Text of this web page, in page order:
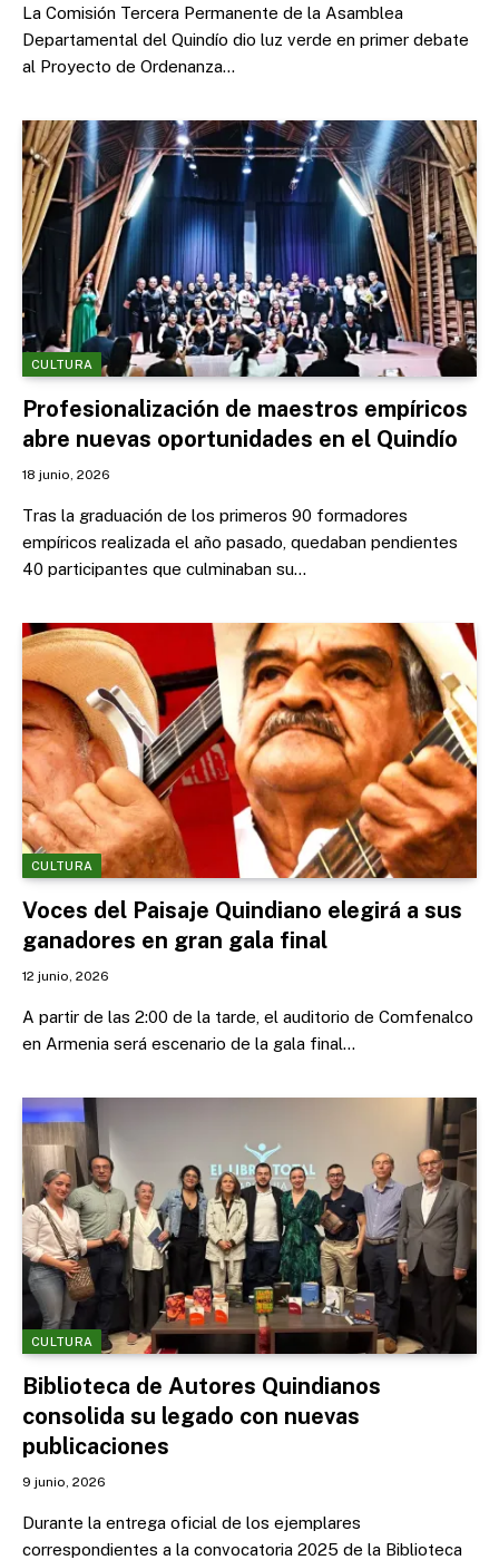
La Comisión Tercera Permanente de la Asamblea
Departamental del Quindío dio luz verde en primer debate
al Proyecto de Ordenanza…
CULTURA
Profesionalización de maestros empíricos
abre nuevas oportunidades en el Quindío
18 junio, 2026
Tras la graduación de los primeros 90 formadores
empíricos realizada el año pasado, quedaban pendientes
40 participantes que culminaban su…
CULTURA
Voces del Paisaje Quindiano elegirá a sus
ganadores en gran gala final
12 junio, 2026
A partir de las 2:00 de la tarde, el auditorio de Comfenalco
en Armenia será escenario de la gala final…
CULTURA
Biblioteca de Autores Quindianos
consolida su legado con nuevas
publicaciones
9 junio, 2026
Durante la entrega oficial de los ejemplares
correspondientes a la convocatoria 2025 de la Biblioteca